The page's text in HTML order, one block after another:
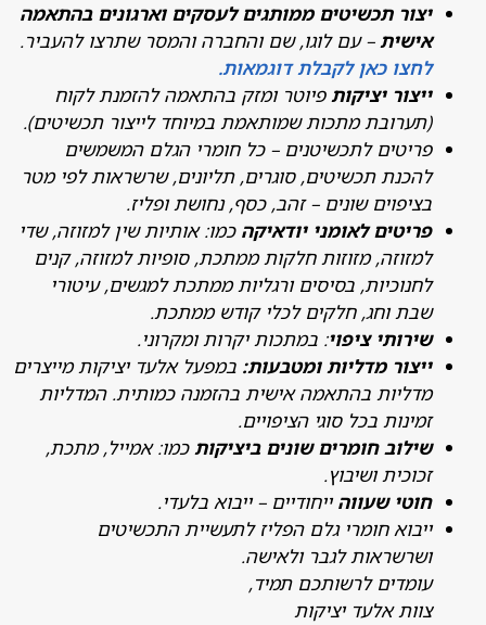
תכשיטים ממותגים לעסקים וארגונים בהתאמה
– עם לוגו, שם והחברה והמסר שתרצו להעביר.
כאן לקבלת דוגמאות.
יציקות פיוטר ומזק בהתאמה להזמנת לקוח
מתכות שמותאמת במיוחד לייצור תכשיטים).
לתכשיטנים – כל חומרי הגלם המשמשים
תכשיטים, סוגרים, תליונים, שרשראות לפי מטר
שונים – זהב, כסף, נחושת ופליז.
לאומני יודאיקהכמו: אותיות שין למזוזה, שדי
מזוזות חלקות ממתכת, סופיות למזוזה, קנים
בסיסים ורגליות ממתכת למגשים, עיטורי
וחג, חלקים לכלי קודש ממתכת.
ציפוי: במתכות יקרות ומקרוני.
מדליות ומטבעות:במפעל אלעד יציקות מייצרים
בהתאמה אישית בהזמנה כמותית. המדליות
בכל סוגי הציפויים.
חומרים שונים ביציקותכמו: אמייל, מתכת,
ושיבוץ.
שעווה ייחודיים – ייבוא בלעדי.
חומרי גלם הפליז לתעשיית התכשיטים
לגבר ולאישה.
לרשותכם תמיד,
אלעד יציקות